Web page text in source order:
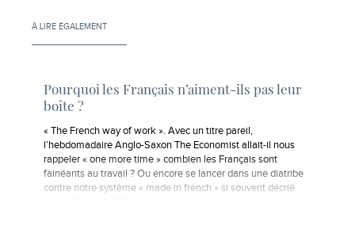
À LIRE ÉGALEMENT
Pourquoi les Français n’aiment-ils pas leur
boîte ?
« The French way of work ». Avec un titre pareil,
l’hebdomadaire Anglo-Saxon The Economist allait-il nous
rappeler « one more time » combien les Français sont
fainéants au travail ? Ou encore se lancer dans une diatribe
contre notre système « made in french » si souvent décrié